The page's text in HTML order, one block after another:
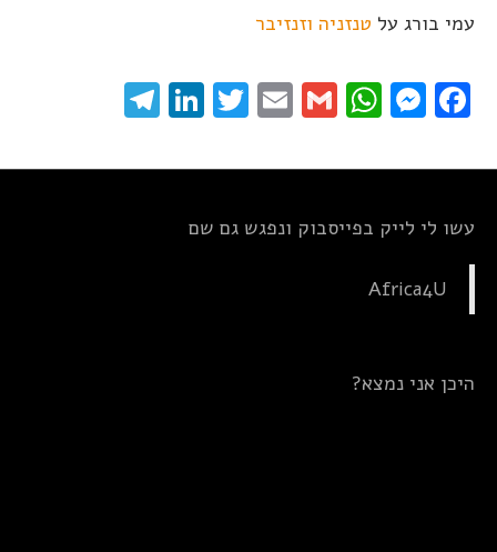
עמי בורג על טנזניה וזנזיבר
Facebook
Messenger
WhatsApp
Gmail
Email
Twitter
LinkedIn
עשו לי לייק בפייסבוק ונפגש גם שם
Africa4U
היכן אני נמצא?